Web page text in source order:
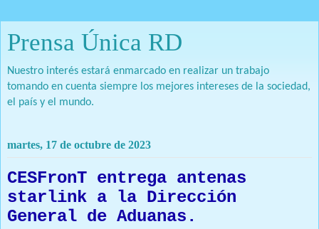
Prensa Única RD
Nuestro interés estará enmarcado en realizar un trabajo
tomando en cuenta siempre los mejores intereses de la sociedad,
el país y el mundo.
martes, 17 de octubre de 2023
CESFronT entrega antenas
starlink a la Dirección
General de Aduanas.